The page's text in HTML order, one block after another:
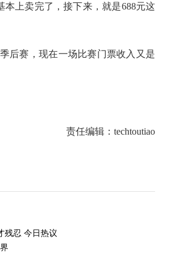
上卖完了，接下来，就是688元这
后赛，现在一场比赛门票收入又是
责任编辑：techtoutiao
残忍 今日热议